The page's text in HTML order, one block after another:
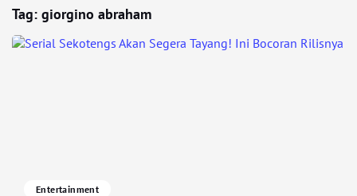
Tag: giorgino abraham
Entertainment